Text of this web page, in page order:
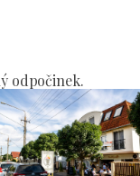
odpočinek.